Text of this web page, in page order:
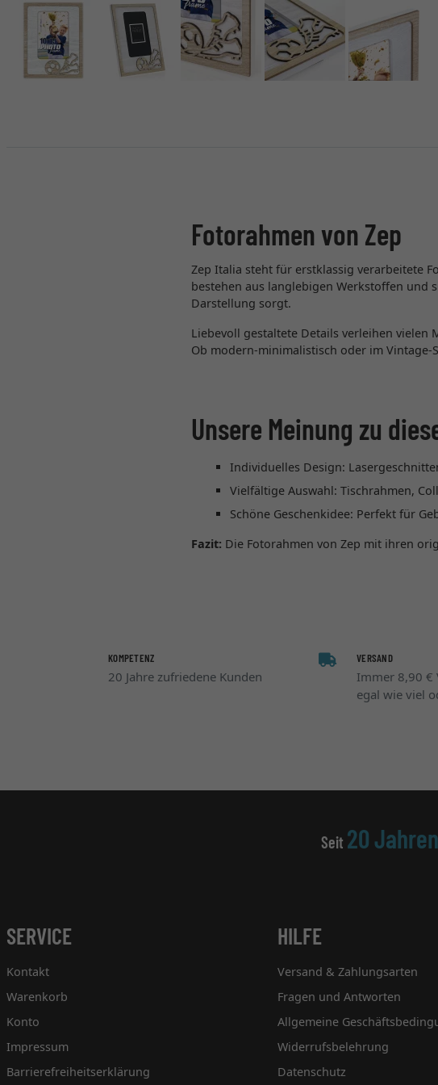
Fotorahmen von Zep
Zep Italia steht für erstklassig verarbeitete
bestehen aus langlebigen Werkstoffen und
Darstellung sorgt.
Liebevoll gestaltete Details verleihen vielen
Ob modern-minimalistisch oder im Vintage-
Unsere Meinung zu
Individuelles Design:
Vielfältige Auswahl: Tischrahmen,
Schöne Geschenkidee: Perfekt für
Fazit: Die Fotorahmen von Zep mit ihren
KOMPETENZ
20 Jahre zufriedene Kunden
VERSAND
Immer 8,90 €
egal wie viel
Seit 20 Jahren
SERVICE
Kontakt
Warenkorb
Konto
Impressum
Barrierefreiheitserklärung
HILFE
Versand & Zahlungsarten
Fragen und Antworten
Allgemeine
Widerrufsbelehrung
Datenschutz